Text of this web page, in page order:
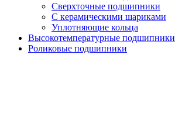
Сверхточные подшипники
С керамическими шариками
Уплотняющие кольца
Высокотемпературные подшипники
Роликовые подшипники